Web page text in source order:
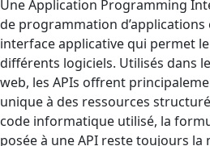
Une Application Programming
de programmation d’applications
interface applicative qui permet
différents logiciels. Utilisés dans
web, les APIs offrent
unique à des ressources
code informatique utilisé, la
posée à une API reste toujours la